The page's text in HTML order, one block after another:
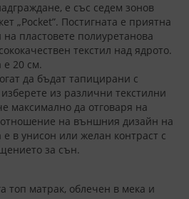
е със седем зонов
„Pocket”. Постигната е приятна
пластовете полиуретанова
текстил над ядрото.
е 20 см.
да бъдат тапицирани с
из различни текстилни
максимално да отговаря на
на външния дизайн на
в унисон или желан контраст с
за сън.
топ матрак, облечен в мека и